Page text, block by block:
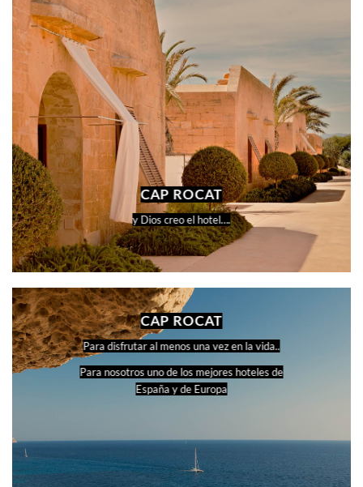
CAP ROCAT
y Dios creo el hotel….
CAP ROCAT
Para disfrutar al menos una vez en la vida..
Para nosotros uno de los mejores hoteles de
España y de Europa